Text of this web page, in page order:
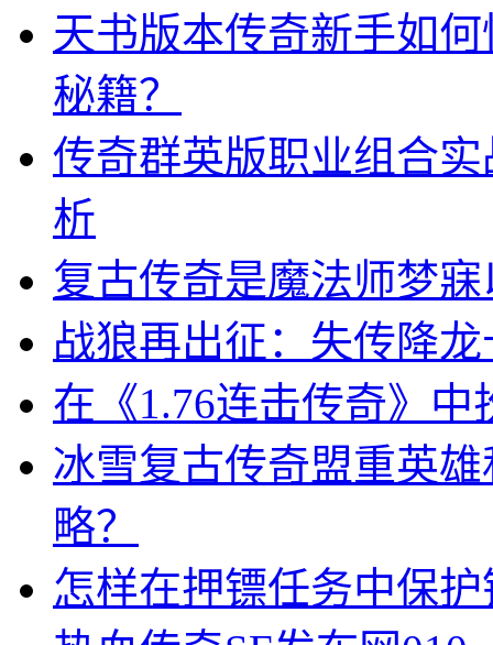
天书版本传奇新手如
秘籍？
传奇群英版职业组合
析
复古传奇是魔法师梦
战狼再出征：失传降
在《1.76连击传奇》
冰雪复古传奇盟重英
略？
怎样在押镖任务中保